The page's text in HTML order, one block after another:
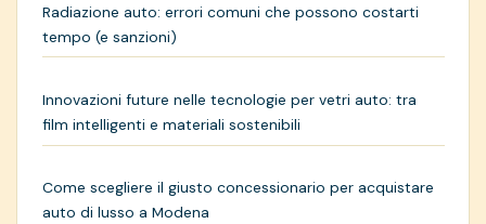
Radiazione auto: errori comuni che possono costarti
tempo (e sanzioni)
Innovazioni future nelle tecnologie per vetri auto: tra
film intelligenti e materiali sostenibili
Come scegliere il giusto concessionario per acquistare
auto di lusso a Modena